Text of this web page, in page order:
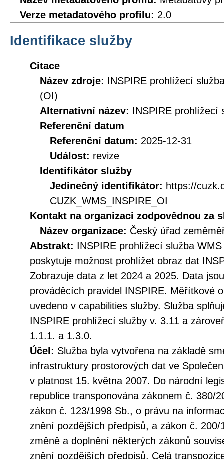
Verze metadatového profilu: 2.0
Identifikace služby
Citace
Název zdroje: INSPIRE prohlížecí
(OI)
Alternativní název: INSPIRE prohlížecí
Referenční datum
Referenční datum: 2025-12-31
Událost: revize
Identifikátor služby
Jedinečný identifikátor: https://
CUZK_WMS_INSPIRE_OI
Kontakt na organizaci zodpovědnou za
Název organizace: Český úřad
Abstrakt: INSPIRE prohlížecí služba
poskytuje možnost prohlížet obraz dat
Zobrazuje data z let 2024 a 2025. Data
prováděcích pravidel INSPIRE. Měřítkové
uvedeno v capabilities služby. Služba
INSPIRE prohlížecí služby v. 3.11 a
1.1.1. a 1.3.0.
Účel: Služba byla vytvořena na základě
infrastruktury prostorových dat ve
v platnost 15. května 2007. Do národní
republice transponována zákonem č. 380/
zákon č. 123/1998 Sb., o právu na
znění pozdějších předpisů, a zákon č.
změně a doplnění některých zákonů
znění pozdějších předpisů. Celá